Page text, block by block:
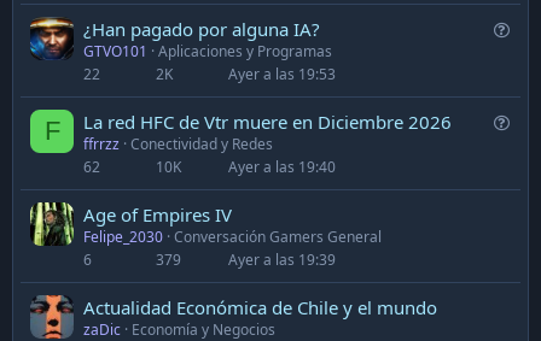
s
¿Han pagado por alguna IA?
GTVO101
Aplicaciones y Programas
22
2K Ayer a las 19:53
F
s
La red HFC de Vtr muere en Diciembre 2026
ffrrzz Conectividad y Redes
62
10K Ayer a las 19:40
Age of Empires IV
Felipe_2030 Conversación Gamers General
6
379 Ayer a las 19:39
Actualidad Económica de Chile y el mundo
zaDic Economía y Negocios